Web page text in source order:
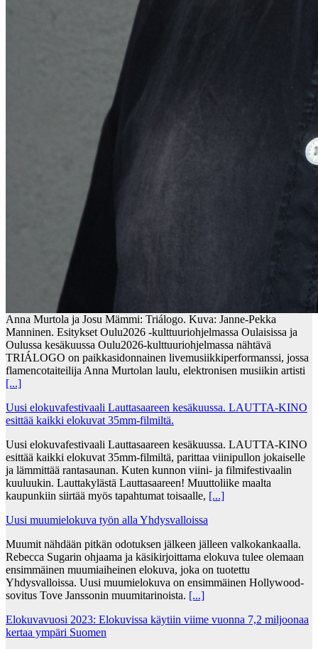
Anna Murtola ja Josu Mämmi: Triálogo. Kuva: Janne-Pekka
Manninen. Esitykset Oulu2026 -kulttuuriohjelmassa Oulaisissa ja
Oulussa kesäkuussa Oulu2026-kulttuuriohjelmassa nähtävä
TRIÁLOGO on paikkasidonnainen livemusiikkiperformanssi, jossa
flamencotaiteilija Anna Murtolan laulu, elektronisen musiikin artisti
[...]
Uusi elokuvafestivaali Lauttasaareen kesäkuussa. LAUTTA-KINO
esittää kaikki elokuvat 35mm-filmiltä.
Uusi elokuvafestivaali Lauttasaareen kesäkuussa. LAUTTA-KINO
esittää kaikki elokuvat 35mm-filmiltä, parittaa viinipullon jokaiselle
ja lämmittää rantasaunan. Kuten kunnon viini- ja filmifestivaalin
kuuluukin. Lauttakylästä Lauttasaareen! Muuttoliike maalta
kaupunkiin siirtää myös tapahtumat toisaalle, [...]
Uusi muumielokuva työn alla Yhdysvalloissa
Muumit nähdään pitkän odotuksen jälkeen jälleen valkokankaalla.
Rebecca Sugarin ohjaama ja käsikirjoittama elokuva tulee olemaan
ensimmäinen muumiaiheinen elokuva, joka on tuotettu
Yhdysvalloissa. Uusi muumielokuva on ensimmäinen Hollywood-
sovitus Tove Janssonin muumitarinoista. [...]
Elokuvavuosi 2023: Elokuvissa käytiin viime vuonna 7,2 miljoonaa
kertaa ympäri Suomen